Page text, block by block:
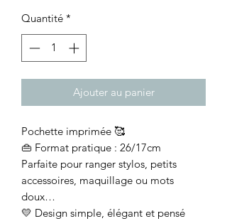
Quantité *
Ajouter au panier
Pochette imprimée 🥰
👜 Format pratique : 26/17cm
Parfaite pour ranger stylos, petits
accessoires, maquillage ou mots
doux…
💛 Design simple, élégant et pensé